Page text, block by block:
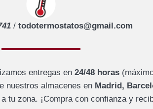
/ todotermostatos@gmail.com
entregas en 24/48 horas
nuestros almacenes en Madrid,
tu zona. ¡Compra con confianza y